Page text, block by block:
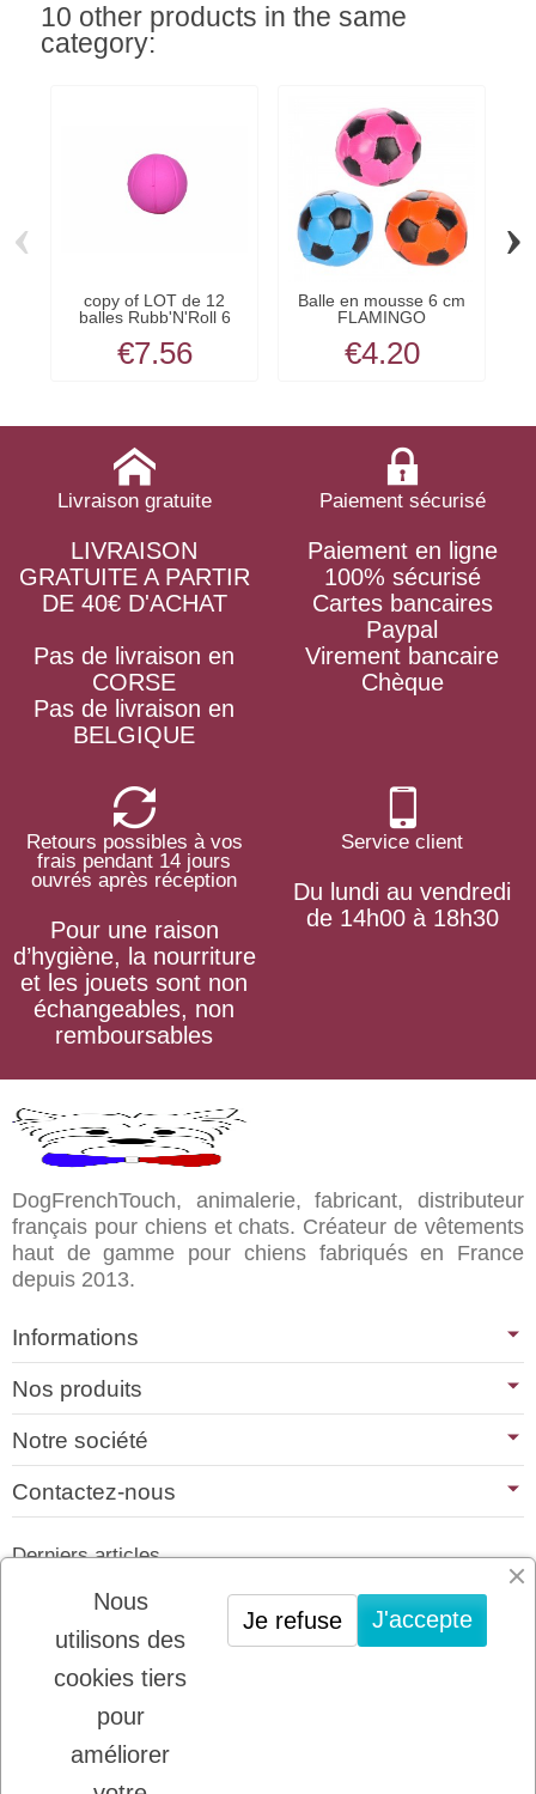
10 other products in the same
category:
copy of LOT de 12
balles Rubb'N'Roll 6
€7.56
Balle en mousse 6 cm
FLAMINGO
€4.20
‹ ›
Livraison gratuite
LIVRAISON
GRATUITE A PARTIR
DE 40€ D'ACHAT
Pas de livraison en
CORSE
Pas de livraison en
BELGIQUE
Paiement sécurisé
Paiement en ligne
100% sécurisé
Cartes bancaires
Paypal
Virement bancaire
Chèque
Retours possibles à vos
frais pendant 14 jours
ouvrés après réception
Pour une raison
d’hygiène, la nourriture
et les jouets sont non
échangeables, non
remboursables
Service client
Du lundi au vendredi
de 14h00 à 18h30
DogFrenchTouch, animalerie, fabricant, distributeur
français pour chiens et chats. Créateur de vêtements
haut de gamme pour chiens fabriqués en France
depuis 2013.
Informations
Nos produits
Notre société
Contactez-nous
Derniers articles
01/07/2026
PLATINUM : LE MEILLEUR DE LA
VIANDE POUR CHIENS ET CHATS
22/08/2025
LADYBEL : DES SOINS FRANCAIS DE
GRANDE QUALITE
Nous
utilisons des
cookies tiers
pour
améliorer
J'accepte
Je refuse